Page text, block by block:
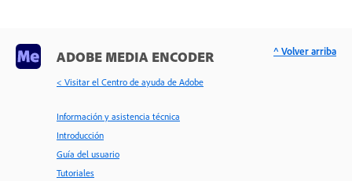
ADOBE MEDIA ENCODER
< Visitar el Centro de ayuda de Adobe
Información y asistencia técnica
Introducción
Guía del usuario
Tutoriales
^ Volver arriba